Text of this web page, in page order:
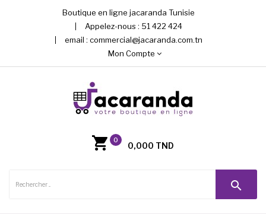
Boutique en ligne jacaranda Tunisie
Appelez-nous : 51 422 424
email : commercial@jacaranda.com.tn
Mon Compte
0
0,000 TND
search